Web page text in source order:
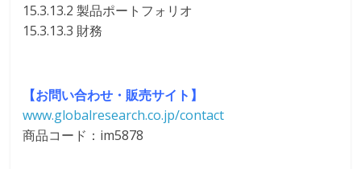
15.3.13.2 製品ポートフォリオ
15.3.13.3 財務
【お問い合わせ・販売サイト】
www.globalresearch.co.jp/contact
商品コード：im5878